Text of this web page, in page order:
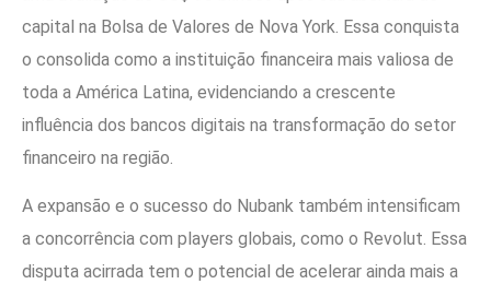
capital na Bolsa de Valores de Nova York. Essa conquista
o consolida como a instituição financeira mais valiosa de
toda a América Latina, evidenciando a crescente
influência dos bancos digitais na transformação do setor
financeiro na região.
A expansão e o sucesso do Nubank também intensificam
a concorrência com players globais, como o Revolut. Essa
disputa acirrada tem o potencial de acelerar ainda mais a